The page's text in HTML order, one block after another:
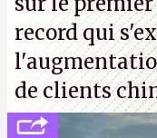
record qui
de clients